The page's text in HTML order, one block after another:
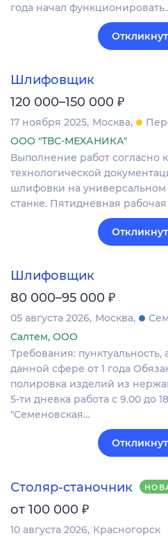
года начал
Шлифовщик
120 000–150 000 ₽
17 ноября 2025 Москва
ООО "ТВС-МЕХАНИКА"
Выполнение работ согласно
технологической
шлифовки на
станке. Пятидневная
Шлифовщик
80 000–95 000 ₽
05 августа 2026 Москва
Салтем, ООО
Требования: пунктуальность,
данной сфере от 1 года
полировка изделий из
5-ти дневка работа с 9.00 до
"Семеновская…
Столяр-станочник
от 100 000 ₽
10 августа 2026 Красногорск